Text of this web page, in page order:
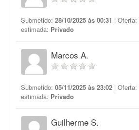
Submetido: 28/10/2025 às 00:31 | Oferta:
estimada: Privado
Marcos A.
Submetido: 05/11/2025 às 23:02 | Oferta:
estimada: Privado
Guilherme S.